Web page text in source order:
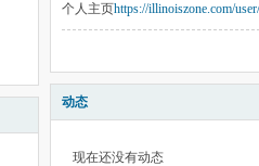
个人主页https://illinoiszone.com/
动态
现在还没有动态